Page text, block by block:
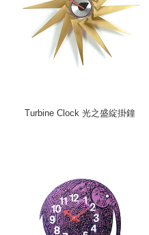
Turbine Clock 光之盛綻掛鐘